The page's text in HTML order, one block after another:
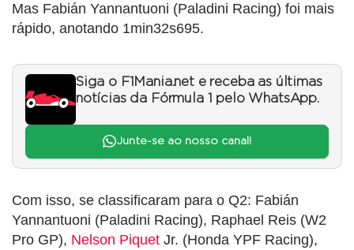
Mas Fabián Yannantuoni (Paladini Racing) foi mais
rápido, anotando 1min32s695.
Siga o F1Mania.net e receba as últimas
notícias da Fórmula 1 pelo WhatsApp.
Junte-se ao nosso canal!
Com isso, se classificaram para o Q2: Fabián
Yannantuoni (Paladini Racing), Raphael Reis (W2
Pro GP), Nelson Piquet Jr. (Honda YPF Racing),